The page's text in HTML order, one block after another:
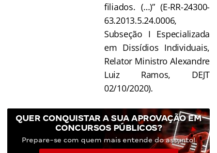
filiados. (…)” (E-RR-24300-
63.2013.5.24.0006,
Subseção I Especializada
em Dissídios Individuais,
Relator Ministro Alexandre
Luiz Ramos, DEJT
02/10/2020).
QUER CONQUISTAR A SUA APROVAÇÃO EM
CONCURSOS PÚBLICOS?
Prepare-se com quem mais entende do assunto!